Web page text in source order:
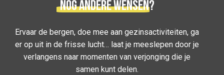
Nog andere wensen?
Ervaar de bergen, doe mee aan gezinsactiviteiten, ga
er op uit in de frisse lucht… laat je meeslepen door je
verlangens naar momenten van verjonging die je
samen kunt delen.
BUITENACTIVITEITEN DOEN ZONDER